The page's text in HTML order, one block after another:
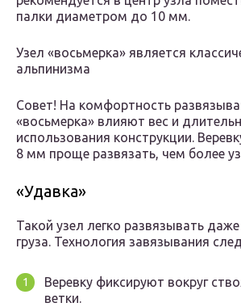
палки диаметром до 10 мм.
Узел «восьмерка» является
альпинизма
Совет! На комфортность
«восьмерка» влияют вес и
использования конструкции.
8 мм проще развязать, чем более
«Удавка»
Такой узел легко развязывать
груза. Технология завязывания
Веревку фиксируют вокруг
ветки.